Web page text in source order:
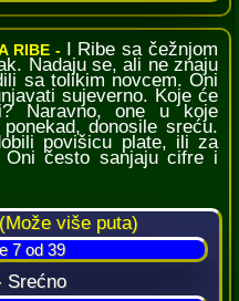
RIBE - I Ribe sa čežnjom
Nadaju se, ali ne znaju
sa tolikim novcem. Oni
sujeverno. Koje će
Naravno, one u koje
donosile sreću.
povišicu plate, ili za
često sanjaju cifre i